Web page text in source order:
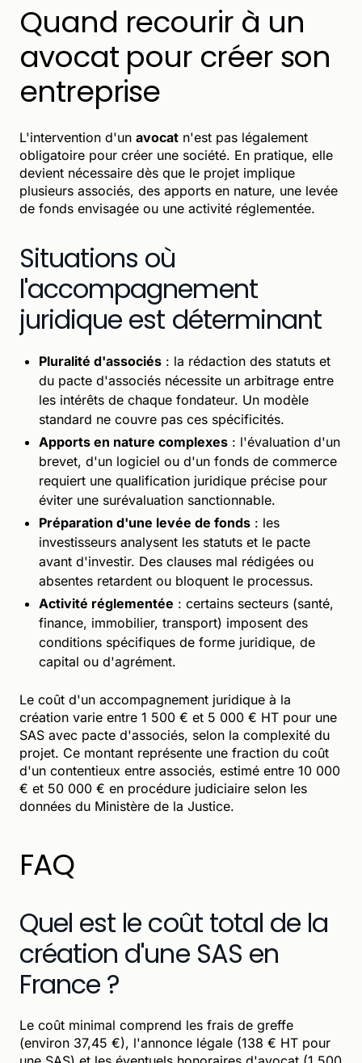
Quand recourir à un
avocat pour créer son
entreprise
L'intervention d'un avocat n'est pas légalement
obligatoire pour créer une société. En pratique, elle
devient nécessaire dès que le projet implique
plusieurs associés, des apports en nature, une levée
de fonds envisagée ou une activité réglementée.
Situations où
l'accompagnement
juridique est déterminant
Pluralité d'associés : la rédaction des statuts et
du pacte d'associés nécessite un arbitrage entre
les intérêts de chaque fondateur. Un modèle
standard ne couvre pas ces spécificités.
Apports en nature complexes : l'évaluation d'un
brevet, d'un logiciel ou d'un fonds de commerce
requiert une qualification juridique précise pour
éviter une surévaluation sanctionnable.
Préparation d'une levée de fonds : les
investisseurs analysent les statuts et le pacte
avant d'investir. Des clauses mal rédigées ou
absentes retardent ou bloquent le processus.
Activité réglementée : certains secteurs (santé,
finance, immobilier, transport) imposent des
conditions spécifiques de forme juridique, de
capital ou d'agrément.
Le coût d'un accompagnement juridique à la
création varie entre 1 500 € et 5 000 € HT pour une
SAS avec pacte d'associés, selon la complexité du
projet. Ce montant représente une fraction du coût
d'un contentieux entre associés, estimé entre 10 000
€ et 50 000 € en procédure judiciaire selon les
données du Ministère de la Justice.
FAQ
Quel est le coût total de la
création d'une SAS en
France ?
Le coût minimal comprend les frais de greffe
(environ 37,45 €), l'annonce légale (138 € HT pour